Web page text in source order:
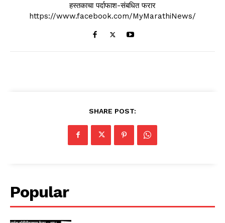
हस्तकाचा पर्दाफाश-संबधित फरार
https://www.facebook.com/MyMarathiNews/
SHARE POST:
Popular